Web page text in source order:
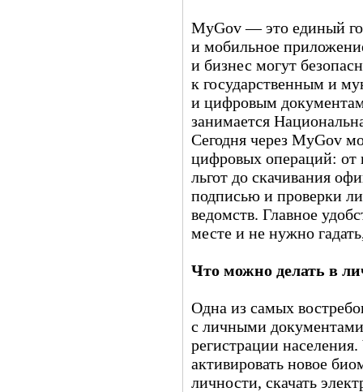
MyGov — это единый
и мобильное
и бизнес могут
к государственным и
и цифровым
занимается
Сегодня через MyGov
цифровых операций: от
льгот до скачивания
подписью и проверки
ведомств. Главное
месте и не нужно
Что можно делать в
Одна из самых
с личными
регистрации
активировать новое
личности, скачать